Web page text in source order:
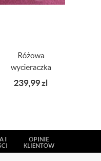
Różowa
wycieraczka
90x60 z Twoim
239,99zl
I
OPINIE
KLIENTÓW